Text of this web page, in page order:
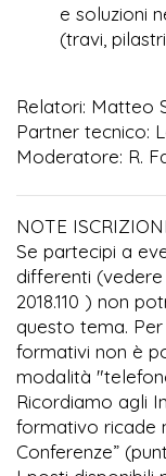
e soluzioni
(travi,
Relatori: Matteo
Partner tecnico:
Moderatore: R.
NOTE
Se partecipi a
differenti
2018.110 ) non
questo tema.
formativi non è
modalità
Ricordiamo agli
formativo ricade
Conferenze”